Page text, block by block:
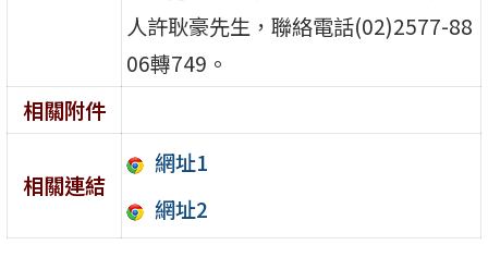
人許耿豪先生，聯絡電話(02)2577-88
06轉749。
相關附件
相關連結
網址1
網址2